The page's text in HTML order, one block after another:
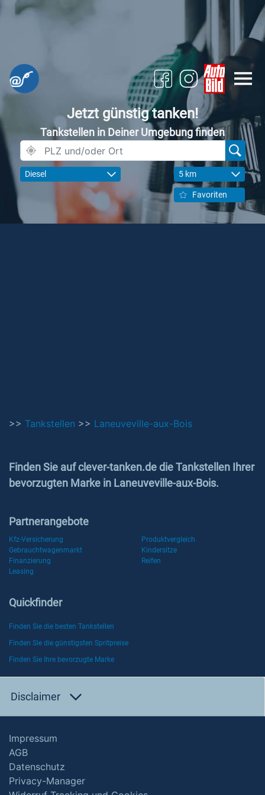
Jetzt günstig tanken!
Tankstellen in Deiner Umgebung finden
Diesel 5 km
Favoriten
>> Tankstellen >> Laneuveville-aux-Bois
Finden Sie auf clever-tanken.de die Tankstellen Ihrer
bevorzugten Marke in Laneuveville-aux-Bois.
Partnerangebote
Kfz-Versicherung
Produktvergleich
Gebrauchtwagenmarkt
Kindersitze
Finanzierung
Reifen
Leasing
Quickfinder
Finden Sie die besten Tankstellen
Finden Sie die günstigsten Spritpreise
Finden Sie Ihre bevorzugte Marke
Disclaimer
Impressum
AGB
Datenschutz
Privacy-Manager